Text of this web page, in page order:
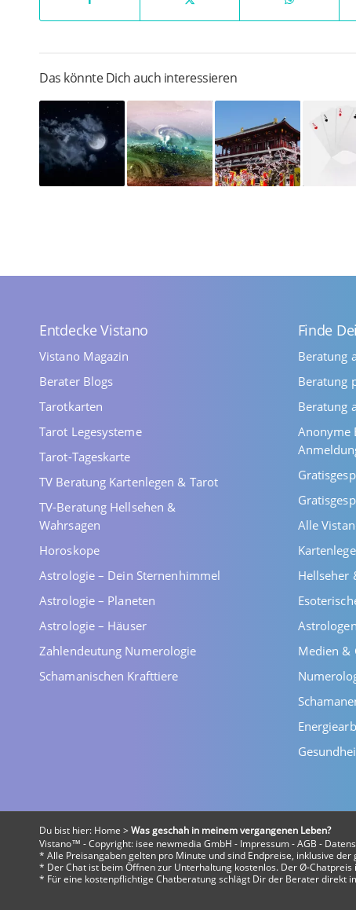
Das könnte Dich auch interessieren
Entdecke Vistano
Vistano Magazin
Berater Blogs
Tarotkarten
Tarot Legesysteme
Tarot-Tageskarte
TV Beratung Kartenlegen & Tarot
TV-Beratung Hellsehen &
Wahrsagen
Horoskope
Astrologie – Dein Sternenhimmel
Astrologie – Planeten
Astrologie – Häuser
Zahlendeutung Numerologie
Schamanischen Krafttiere
Finde
Beratung
Beratung
Beratung
Anonyme
Alle
Hellseher
Medien &
Du bist hier: Home > Was geschah in meinem vergangenen Leben?
Vistano™ - Copyright: isee newmedia GmbH - Impressum-AGB -
* Alle Preisangaben gelten pro Minute und sind Endpreise, inklusive
* Der Chat ist beim Öffnen zur Unterhaltung kostenlos. Der Ø-
* Für eine kostenpflichtige Chatberatung schlägt Dir der Berater direkt